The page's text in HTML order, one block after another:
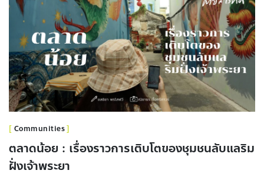
Communities
ตลาดน้อย : เรื่องราวการเติบโตของชุมชนลับแลริม
ฝั่งเจ้าพระยา